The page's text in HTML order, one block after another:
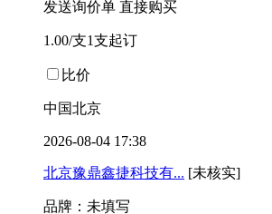
发送询价单 直接购买
1.00/支1支起订
比价
中国北京
2026-08-04 17:38
北京豫鼎鑫捷科技有... [未核实]
品牌：未填写